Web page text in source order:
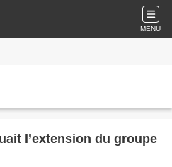
MENU
l’extension du groupe